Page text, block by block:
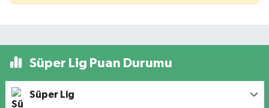
Süper Lig Puan Durumu
Süper Lig